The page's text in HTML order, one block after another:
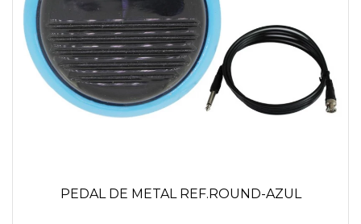
PEDAL DE METAL REF.ROUND-AZUL